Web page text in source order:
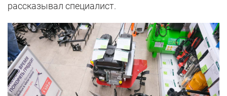
рассказывал специалист.